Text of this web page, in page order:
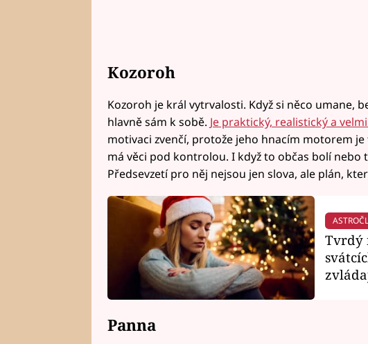
Kozoroh
Kozoroh je král vytrvalosti. Když si něco umane,
hlavně sám k sobě. Je praktický, realistický a
motivaci zvenčí, protože jeho hnacím motorem
má věci pod kontrolou. I když to občas bolí nebo
Předsevzetí pro něj nejsou jen slova, ale plán,
Tvrdý
Panna